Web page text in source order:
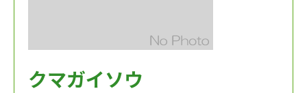
クマガイソウ